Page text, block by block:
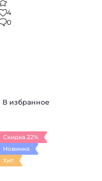
4
0
В избранное
Скидка 22%
Новинка
Хит